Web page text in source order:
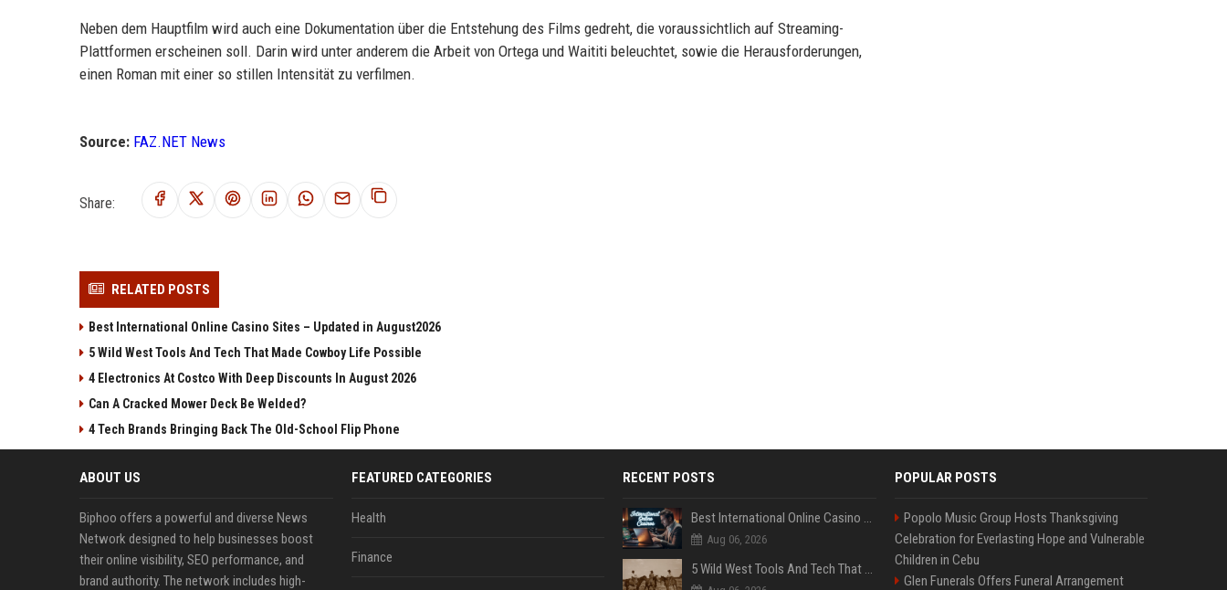
Neben dem Hauptfilm wird auch eine Dokumentation über die Entstehung des Films gedreht, die voraussichtlich auf Streaming-
Plattformen erscheinen soll. Darin wird unter anderem die Arbeit von Ortega und Waititi beleuchtet, sowie die Herausforderungen,
einen Roman mit einer so stillen Intensität zu verfilmen.
Source: FAZ.NET News
Share:
RELATED POSTS
Best International Online Casino Sites – Updated in August2026
5 Wild West Tools And Tech That Made Cowboy Life Possible
4 Electronics At Costco With Deep Discounts In August 2026
Can A Cracked Mower Deck Be Welded?
4 Tech Brands Bringing Back The Old-School Flip Phone
ABOUT US
Biphoo offers a powerful and diverse News
Network designed to help businesses boost
their online visibility, SEO performance, and
brand authority. The network includes high-
FEATURED CATEGORIES
Health
Finance
RECENT POSTS
Best International Online Casino Sites – Updated in August2026
Aug 06, 2026
5 Wild West Tools And Tech That Made Cowboy Life Possible
POPULAR POSTS
Popolo Music Group Hosts Thanksgiving
Celebration for Everlasting Hope and Vulnerable
Children in Cebu
Glen Funerals Offers Funeral Arrangement